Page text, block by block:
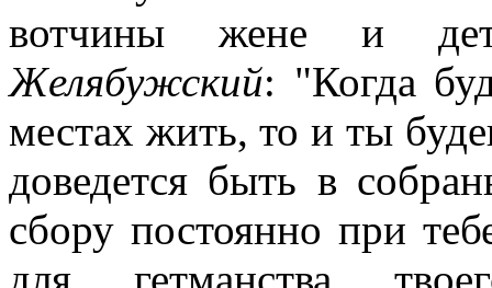
вотчины жене и
Желябужский: "Когда
местах жить, то и ты
доведется быть в
сбору постоянно при